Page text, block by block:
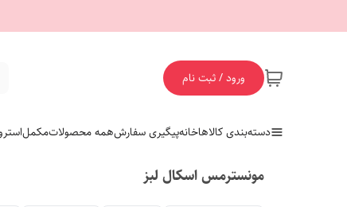
ورود / ثبت نام
دسته‌بندی کالاهاخانهپیگیری سفارشهمه محصولاتمکمل
مونسترمس اسکال لبز